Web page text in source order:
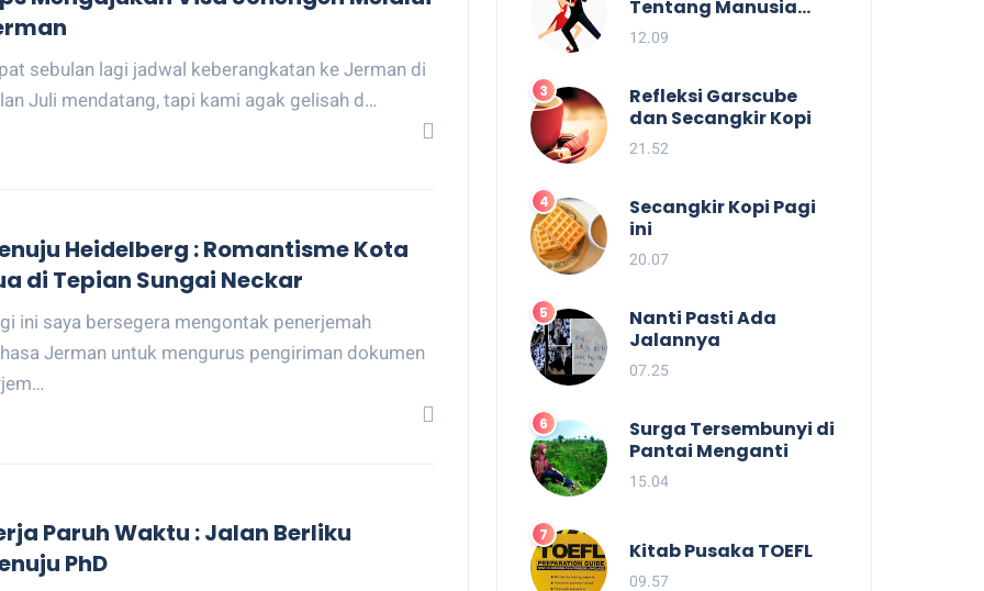
sebulan lagi jadwal keberangkatan ke Jerman di
Juli mendatang, tapi kami agak gelisah d…
Heidelberg : Romantisme Kota
di Tepian Sungai Neckar
ini saya bersegera mengontak penerjemah
Jerman untuk mengurus pengiriman dokumen
Paruh Waktu : Jalan Berliku
PhD
Tentang Manusia
dan Batas
Kesenangan.
12.09
Refleksi Garscube
dan Secangkir Kopi
21.52
Secangkir Kopi Pagi
ini
20.07
Nanti Pasti Ada
Jalannya
07.25
Surga Tersembunyi di
Pantai Menganti
15.04
Kitab Pusaka TOEFL
09.57